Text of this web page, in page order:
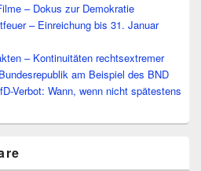
– Dokus zur Demokratie
– Einreichung bis 31. Januar
– Kontinuitäten rechtsextremer
am Beispiel des BND
Verbot: Wann, wenn nicht spätestens